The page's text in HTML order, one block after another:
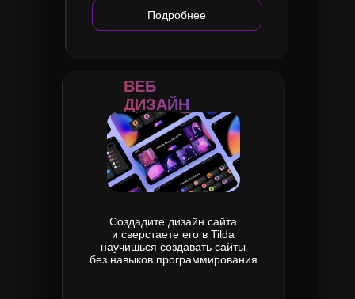
Создадите дизайн сайта
и сверстаете его в Tilda
научишься создавать сайты
без навыков программирования
ВЕБ
ДИЗАЙН
Подробнее